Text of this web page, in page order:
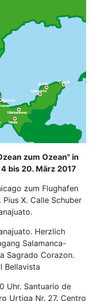
zum Ozean" in
bis 20. März 2017
zum Flughafen
X. Calle Schuber
Herzlich
Salamanca-
Sagrado Corazon.
Bellavista
Uhr. Santuario de
Urtiga Nr. 27. Centro